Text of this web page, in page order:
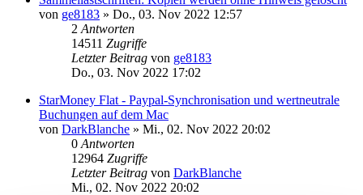
von ge8183 » Do., 03. Nov 2022 12:57
2 Antworten
14511 Zugriffe
Letzter Beitrag von ge8183
Do., 03. Nov 2022 17:02
StarMoney Flat - Paypal-Synchronisation und wertneutrale
Buchungen auf dem Mac
von DarkBlanche » Mi., 02. Nov 2022 20:02
0 Antworten
12964 Zugriffe
Letzter Beitrag von DarkBlanche
Mi., 02. Nov 2022 20:02